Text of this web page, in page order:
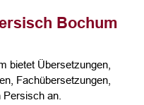
Bochum
bietet Übersetzungen,
Fachübersetzungen,
an.